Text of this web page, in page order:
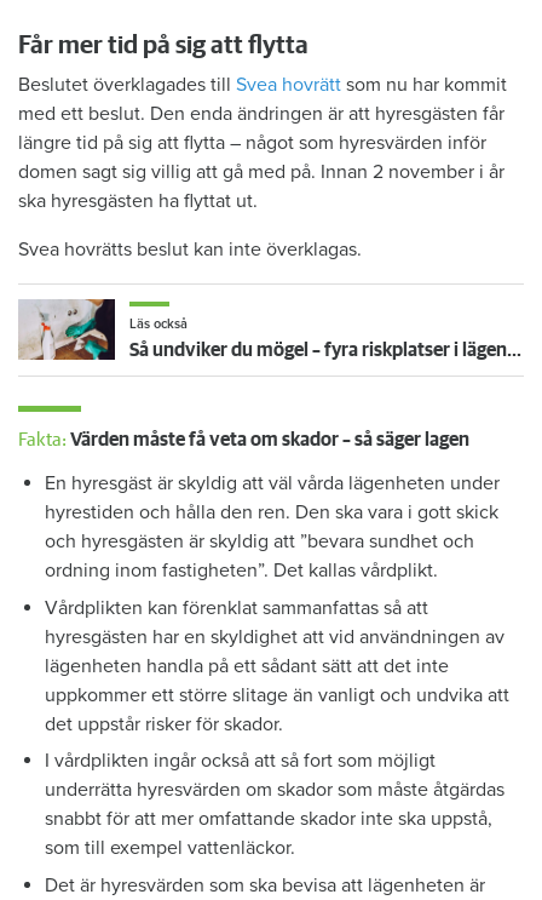
Får mer tid på sig att flytta
Beslutet överklagades till Svea hovrätt som nu har kommit
med ett beslut. Den enda ändringen är att hyresgästen får
längre tid på sig att flytta – något som hyresvärden inför
domen sagt sig villig att gå med på. Innan 2 november i år
ska hyresgästen ha flyttat ut.
Svea hovrätts beslut kan inte överklagas.
Läs också
Så undviker du mögel – fyra riskplatser i lägenheten: ”Måste städa bort”
Fakta: Värden måste få veta om skador – så säger lagen
En hyresgäst är skyldig att väl vårda lägenheten under
hyrestiden och hålla den ren. Den ska vara i gott skick
och hyresgästen är skyldig att ”bevara sundhet och
ordning inom fastigheten”. Det kallas vårdplikt.
Vårdplikten kan förenklat sammanfattas så att
hyresgästen har en skyldighet att vid användningen av
lägenheten handla på ett sådant sätt att det inte
uppkommer ett större slitage än vanligt och undvika att
det uppstår risker för skador.
I vårdplikten ingår också att så fort som möjligt
underrätta hyresvärden om skador som måste åtgärdas
snabbt för att mer omfattande skador inte ska uppstå,
som till exempel vattenläckor.
Det är hyresvärden som ska bevisa att lägenheten är